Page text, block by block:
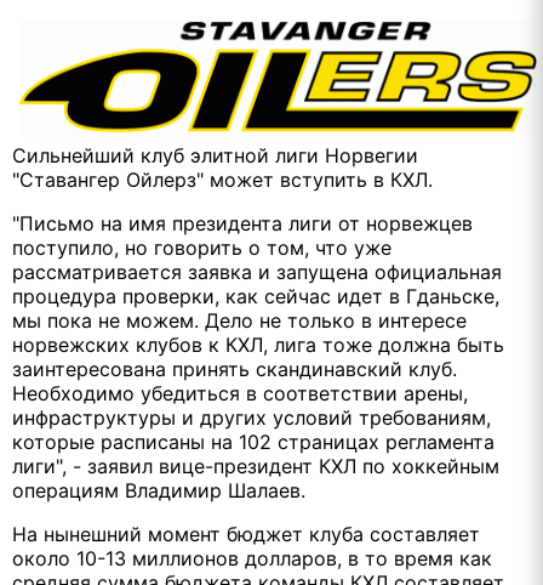
Cильнейший клуб элитной лиги Норвегии
"Ставангер Ойлерз" может вступить в КХЛ.
"Письмо на имя президента лиги от норвежцев
поступило, но говорить о том, что уже
рассматривается заявка и запущена официальная
процедура проверки, как сейчас идет в Гданьске,
мы пока не можем. Дело не только в интересе
норвежских клубов к КХЛ, лига тоже должна быть
заинтересована принять скандинавский клуб.
Необходимо убедиться в соответствии арены,
инфраструктуры и других условий требованиям,
которые расписаны на 102 страницах регламента
лиги", - заявил вице-президент КХЛ по хоккейным
операциям Владимир Шалаев.
На нынешний момент бюджет клуба составляет
около 10-13 миллионов долларов, в то время как